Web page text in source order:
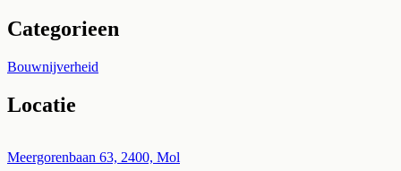
Categorieen
Bouwnijverheid
Locatie
+
Meergorenbaan 63, 2400, Mol